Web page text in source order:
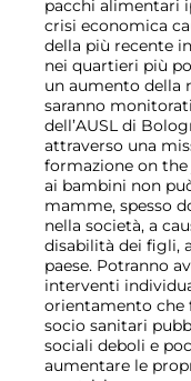
pacchi alimentari
crisi economica
della più recente
nei quartieri più
un aumento della
saranno
dell’AUSL di
attraverso una
formazione on
ai bambini non
mamme, spesso
nella società, a
disabilità dei figli,
paese. Potranno
interventi
orientamento che
socio sanitari
sociali deboli e
aumentare le